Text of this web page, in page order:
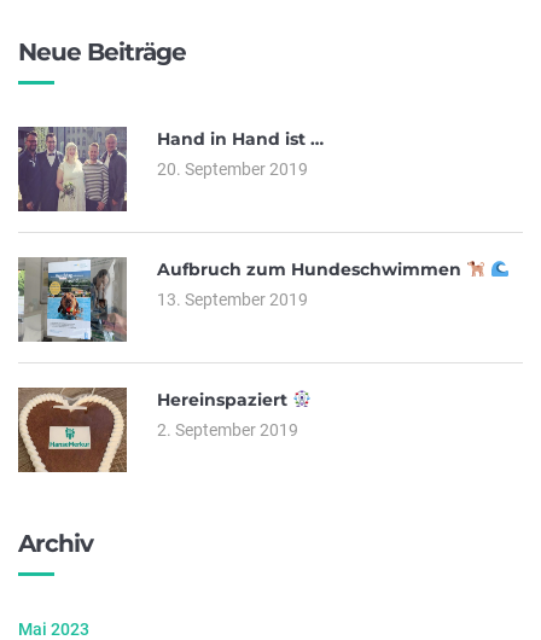
Neue Beiträge
Hand in Hand ist …
20. September 2019
Aufbruch zum Hundeschwimmen
13. September 2019
Hereinspaziert
2. September 2019
Archiv
Mai 2023